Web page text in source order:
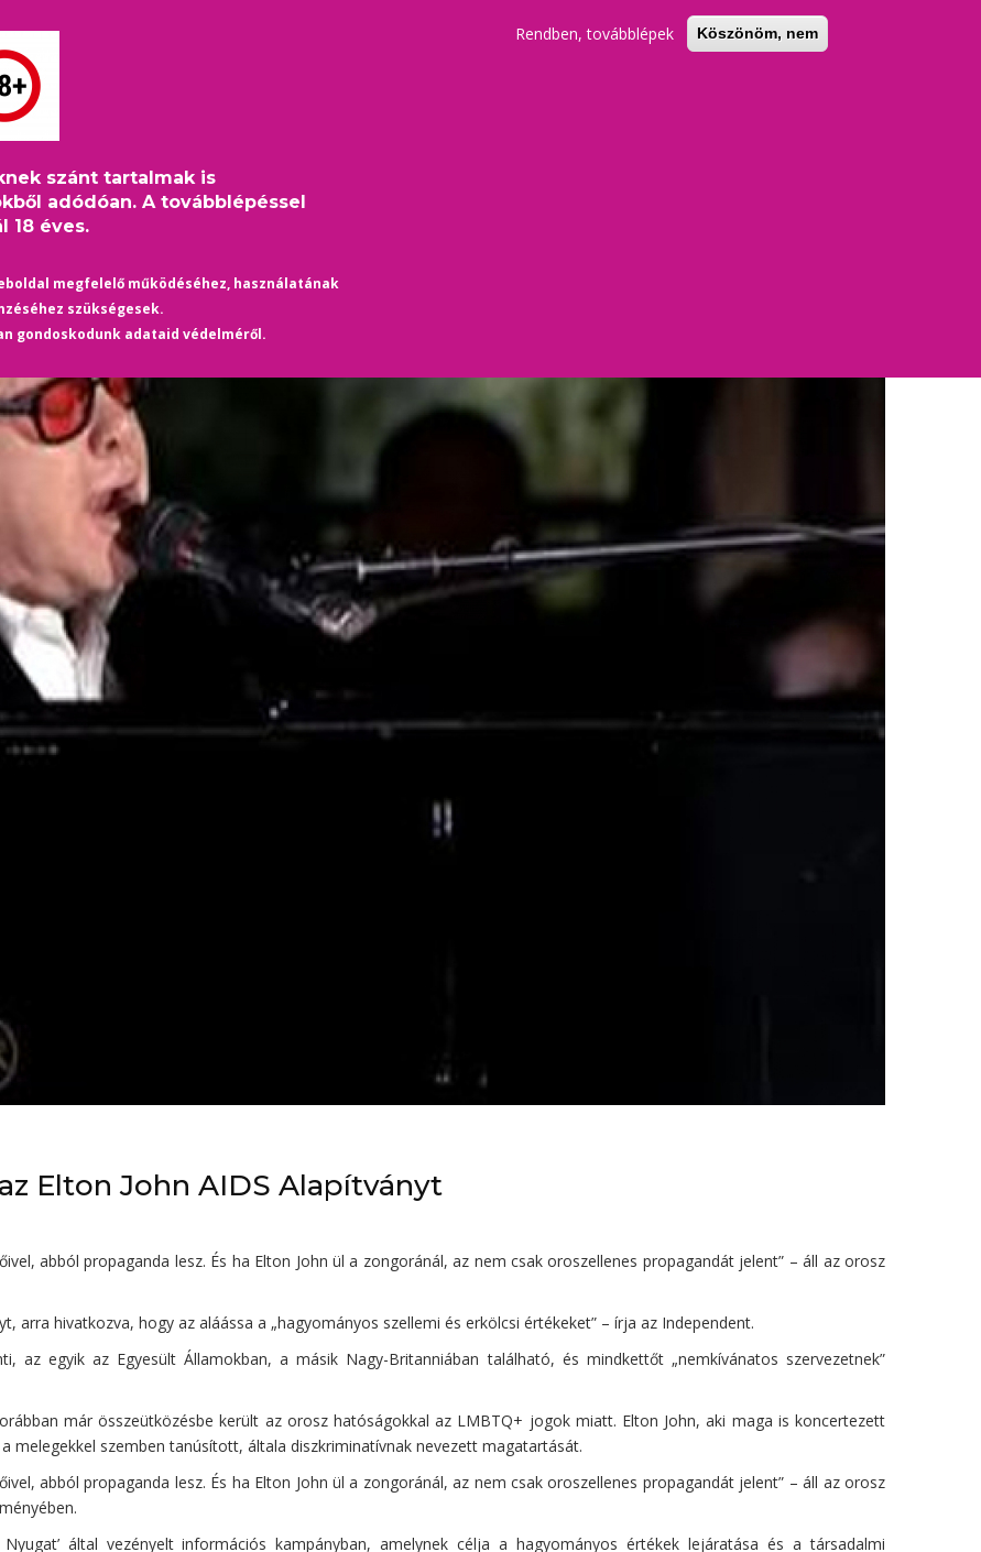
szánt tartalmak is
adódóan. A továbblépéssel
18 éves.
megfelelő működéséhez, használatának
szükségesek.
gondoskodunk adataid védelméről.
Rendben, továbblépek Köszönöm, nem
HÍREK
John AIDS Alapítványt
Elton John AIDS Alapítványt
abból propaganda lesz. És ha Elton John ül a zongoránál, az nem csak oroszellenes propagandát jelent” – áll az orosz
arra hivatkozva, hogy az aláássa a „hagyományos szellemi és erkölcsi értékeket” – írja az Independent.
az egyik az Egyesült Államokban, a másik Nagy-Britanniában található, és mindkettőt „nemkívánatos szervezetnek”
már összeütközésbe került az orosz hatóságokkal az LMBTQ+ jogok miatt. Elton John, aki maga is koncertezett
melegekkel szemben tanúsított, általa diszkriminatívnak nevezett magatartását.
abból propaganda lesz. És ha Elton John ül a zongoránál, az nem csak oroszellenes propagandát jelent” – áll az orosz
által vezényelt információs kampányban, amelynek célja a hagyományos értékek lejáratása és a társadalmi